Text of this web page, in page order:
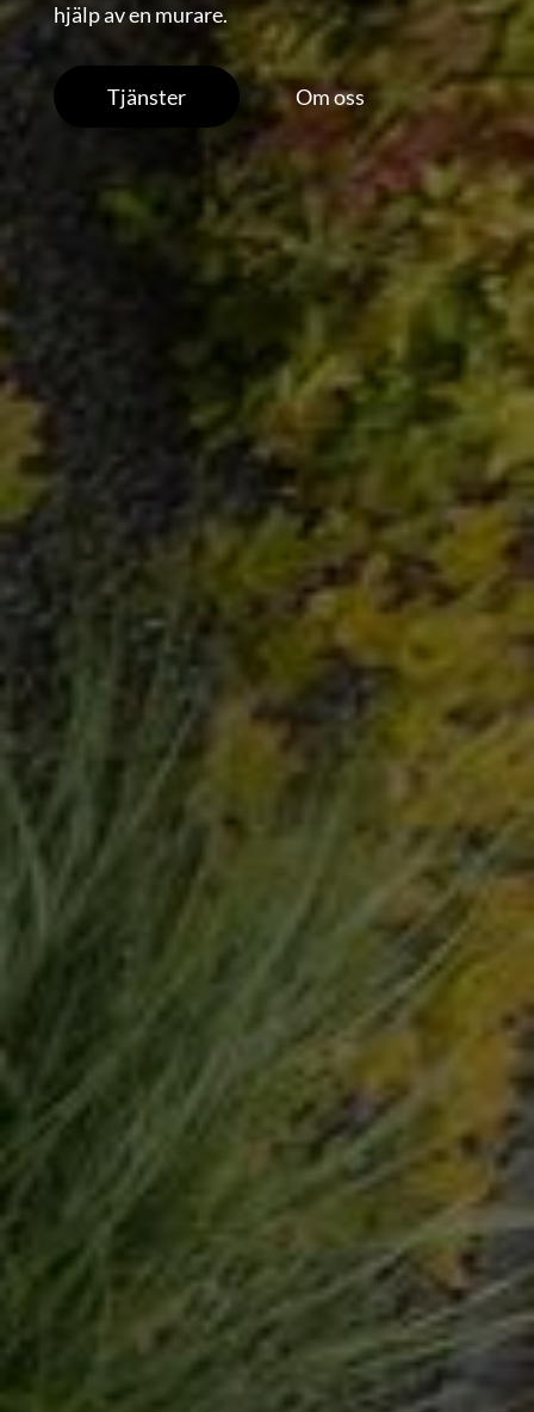
hjälp av en murare.
Tjänster Om oss